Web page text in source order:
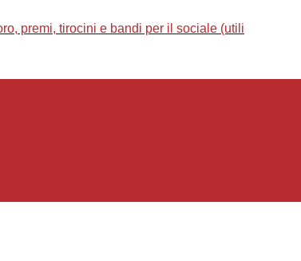
premi, tirocini e bandi per il sociale (utili